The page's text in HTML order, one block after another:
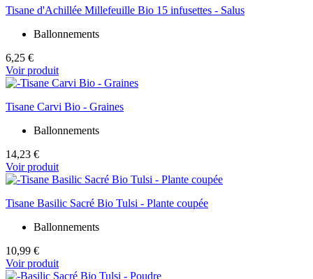
Tisane d'Achillée Millefeuille Bio 15 infusettes - Salus
Ballonnements
6,25 €
Voir produit
Tisane Carvi Bio - Graines
Ballonnements
14,23 €
Voir produit
Tisane Basilic Sacré Bio Tulsi - Plante coupée
Ballonnements
10,99 €
Voir produit